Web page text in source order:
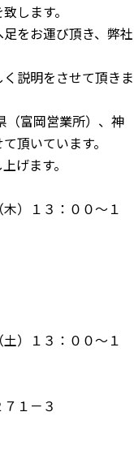
します。
をお運び頂き、弊社
説明をさせて頂きま
（富岡営業所）、神
頂いています。
げます。
１３：００～１
１３：００～１
－３